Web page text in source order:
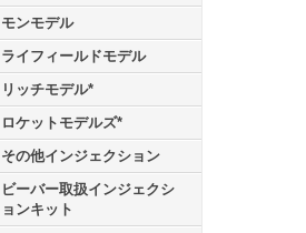
モンモデル
ライフィールドモデル
リッチモデル*
ロケットモデルズ*
その他インジェクション
ビーバー取扱インジェクシ
ョンキット